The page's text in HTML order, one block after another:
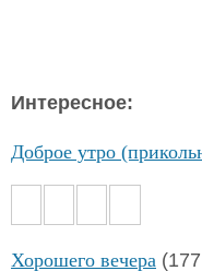
Интересное:
Доброе утро